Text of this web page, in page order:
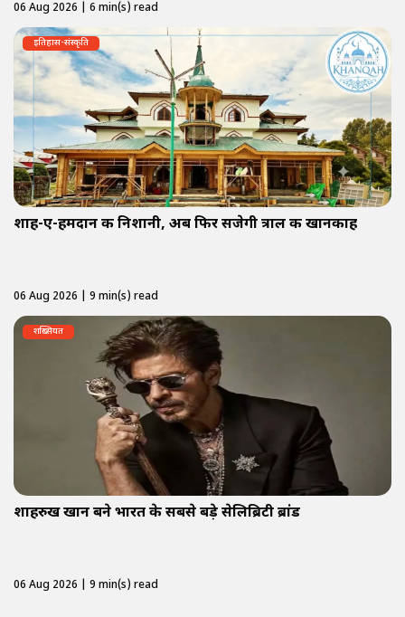
06 Aug 2026 | 6 min(s) read
इतिहास-संस्कृति
शाह-ए-हमदान की निशानी, अब फिर सजेगी त्राल की खानकाह
06 Aug 2026 | 9 min(s) read
शख़्सियत
शाहरुख खान बने भारत के सबसे बड़े सेलिब्रिटी ब्रांड
06 Aug 2026 | 9 min(s) read